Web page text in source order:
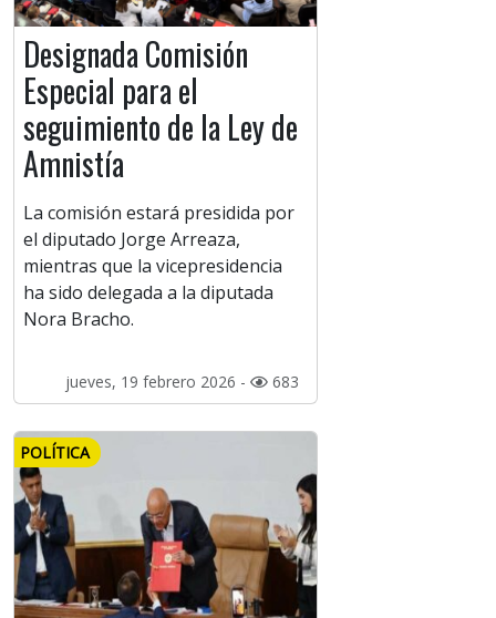
Designada Comisión
Especial para el
seguimiento de la Ley de
Amnistía
La comisión estará presidida por
el diputado Jorge Arreaza,
mientras que la vicepresidencia
ha sido delegada a la diputada
Nora Bracho.
jueves, 19 febrero 2026 - 683
POLÍTICA